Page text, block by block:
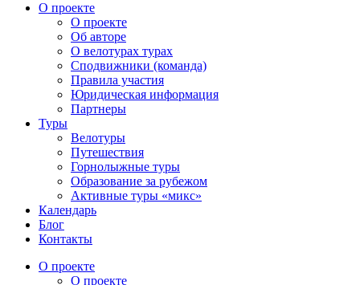
О проекте
О проекте
Об авторе
О велотурах турах
Сподвижники (команда)
Правила участия
Юридическая информация
Партнеры
Туры
Велотуры
Путешествия
Горнолыжные туры
Образование за рубежом
Активные туры «микс»
Календарь
Блог
Контакты
О проекте
О проекте